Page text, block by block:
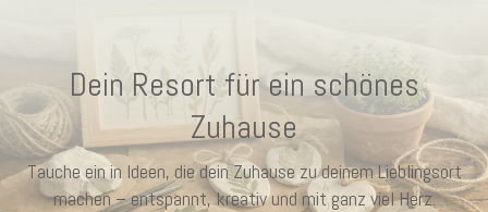
Dein Resort für ein schönes
Zuhause
Tauche ein in Ideen, die dein Zuhause zu deinem Lieblingsort
machen – entspannt, kreativ und mit ganz viel Herz.